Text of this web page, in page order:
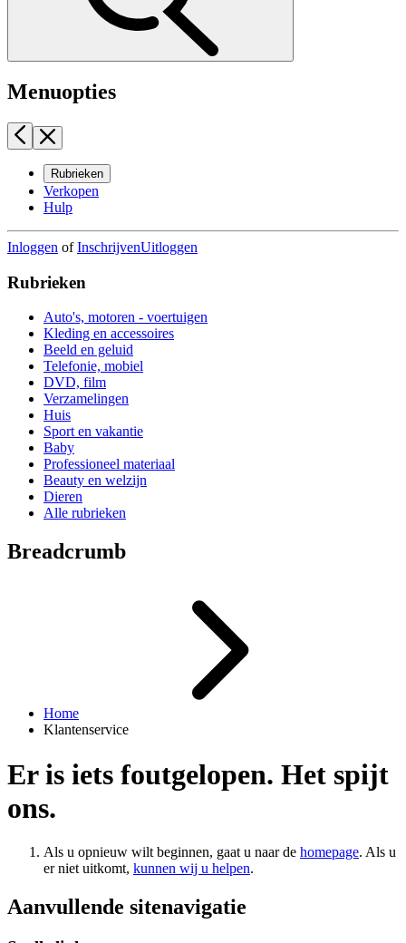
Menuopties
Rubrieken
Verkopen
Hulp
Inloggen ofInschrijvenUitloggen
Rubrieken
Auto's, motoren - voertuigen
Kleding en accessoires
Beeld en geluid
Telefonie, mobiel
DVD, film
Verzamelingen
Huis
Sport en vakantie
Baby
Professioneel materiaal
Beauty en welzijn
Dieren
Alle rubrieken
Breadcrumb
Home
Klantenservice
Er is iets foutgelopen. Het spijt
ons.
Als u opnieuw wilt beginnen, gaat u naar de homepage. Als u
er niet uitkomt, kunnen wij u helpen.
Aanvullende sitenavigatie